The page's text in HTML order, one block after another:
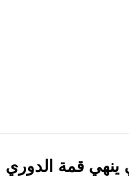
ينهي قمة الدوري